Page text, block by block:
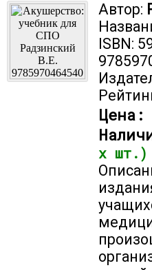
Автор:
ISBN:
Цена:
х шт.)